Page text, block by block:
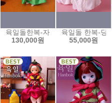
육일돌한복-자주색동저고리
130,000원
육일돌 한복-당
55,000원